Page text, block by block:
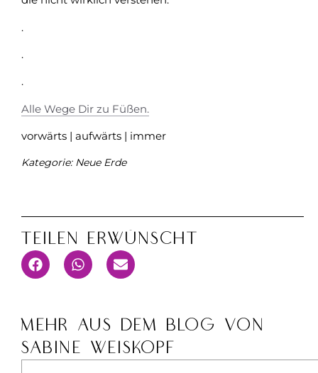
.
.
.
Alle Wege Dir zu Füßen.
vorwärts | aufwärts | immer
Kategorie: Neue Erde
Teilen Erwünscht
MEHR AUS DEM BLOG VON
SABINE WEISKOPF